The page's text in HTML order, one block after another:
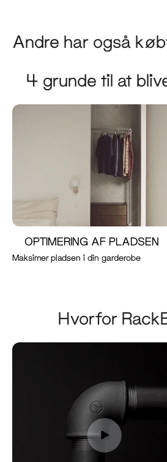
Andre har også
4 grunde til at
Maksimer pladsen i din garderobe
OPTIMERING AF PLADSEN
Hvorfor